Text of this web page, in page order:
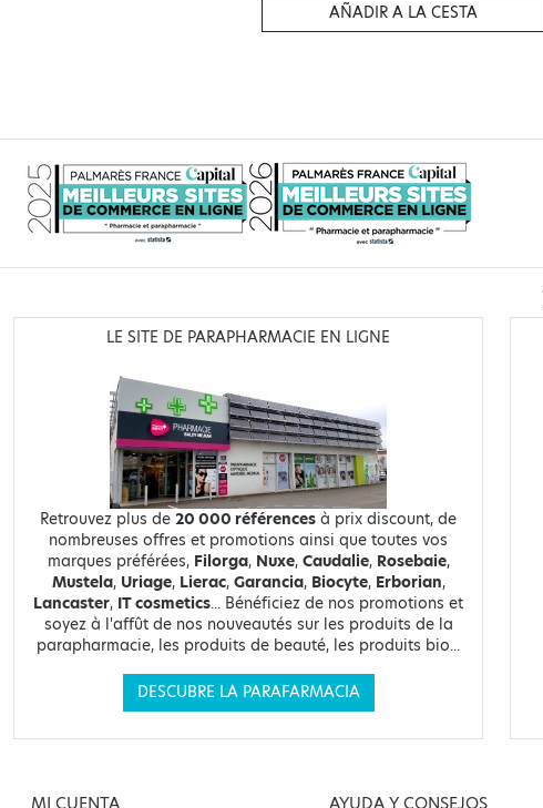
AÑADIR A LA CESTA
LE SITE DE PARAPHARMACIE EN LIGNE
Retrouvez plus de 20 000 références à prix discount, de
nombreuses offres et promotions ainsi que toutes vos
marques préférées, Filorga, Nuxe, Caudalie, Rosebaie,
Mustela, Uriage, Lierac, Garancia, Biocyte, Erborian,
Lancaster, IT cosmetics... Bénéficiez de nos promotions et
soyez à l'affût de nos nouveautés sur les produits de la
parapharmacie, les produits de beauté, les produits bio...
DESCUBRE LA PARAFARMACIA
MI CUENTA AYUDA Y CONSEJOS